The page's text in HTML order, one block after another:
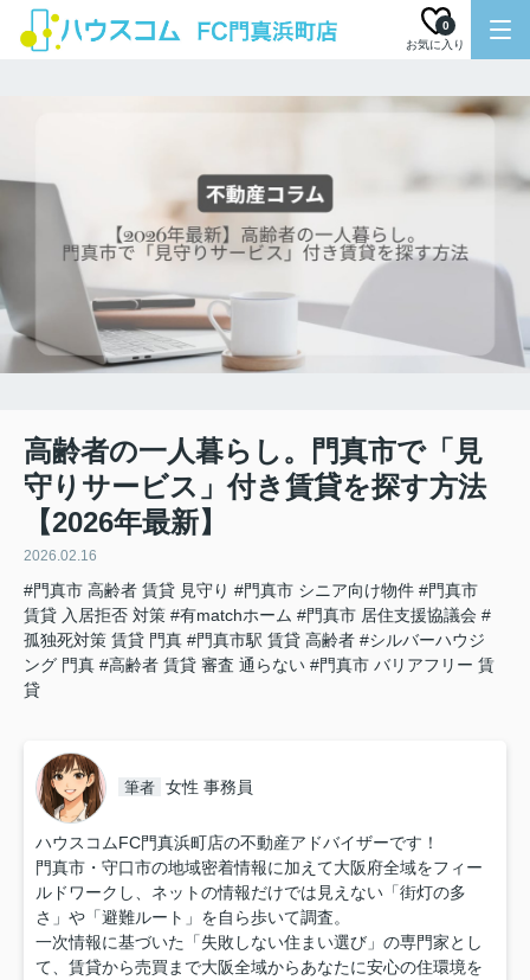
お気に入り
0
高齢者の一人暮らし。門真市で「見
守りサービス」付き賃貸を探す方法
【2026年最新】
2026.02.16
#門真市 高齢者 賃貸 見守り #門真市 シニア向け物件 #門真市
賃貸 入居拒否 対策 #有matchホーム #門真市 居住支援協議会 #
孤独死対策 賃貸 門真 #門真市駅 賃貸 高齢者 #シルバーハウジ
ング 門真 #高齢者 賃貸 審査 通らない #門真市 バリアフリー 賃
貸
筆者 女性 事務員
ハウスコムFC門真浜町店の不動産アドバイザーです！
門真市・守口市の地域密着情報に加えて大阪府全域をフィー
ルドワークし、ネットの情報だけでは見えない「街灯の多
さ」や「避難ルート」を自ら歩いて調査。
一次情報に基づいた「失敗しない住まい選び」の専門家とし
て、賃貸から売買まで大阪全域からあなたに安心の住環境を